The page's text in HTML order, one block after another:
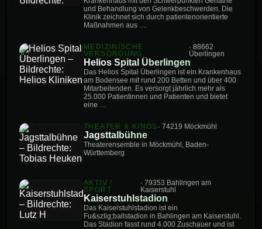
und Behandlung von Gelenkbeschwerden. Die
Klinik zeichnet sich durch patientenorientierte
Maßnahmen aus …
MEDIZINISCHE
VERSORGUNG
· 88662
Überlingen
Helios Spital Überlingen
Das Helios Spital Überlingen ist ein Krankenhaus
am Bodensee mit rund 200 Betten und über 400
Mitarbeitenden. Es versorgt jährlich mehr als
25.000 Patientinnen und Patienten und bietet
eine …
THEATER & KINOS · 74219 Möckmühl
Jagsttalbühne
Theaterensemble in Möckmühl, Baden-
Württemberg
AKTIV /
SPORT
· 79353 Bahlingen am
Kaiserstuhl
Kaiserstuhlstadion
Das Kaiserstuhlstadion ist ein
Fu&szlig;ballstadion in Bahlingen am Kaiserstuhl.
Das Stadion fasst rund 4.000 Zuschauer und ist